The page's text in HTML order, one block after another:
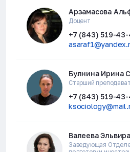
Арзамасова
Доцент
+7 (843) 519-
Булнина Ирина
Старший
+7 (843) 519-
Валеева
Заведующая